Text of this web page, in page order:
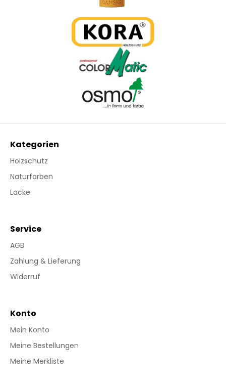
Kategorien
Holzschutz
Naturfarben
Lacke
Service
AGB
Zahlung & Lieferung
Widerruf
Konto
Mein Konto
Meine Bestellungen
Meine Merkliste